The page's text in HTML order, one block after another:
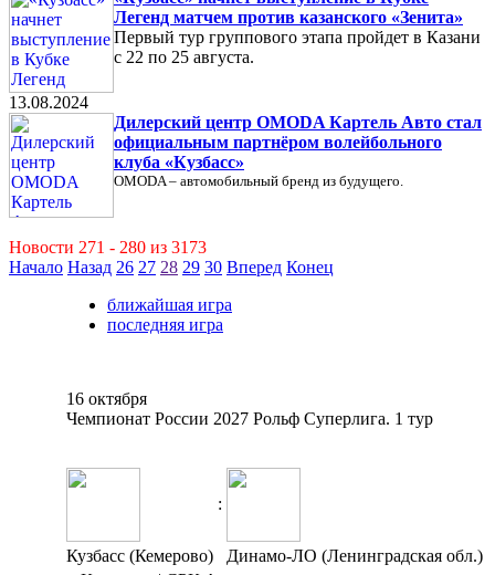
Легенд матчем против казанского «Зенита»
Первый тур группового этапа пройдет в Казани
с 22 по 25 августа.
13.08.2024
Дилерский центр OMODA Картель Авто стал
официальным партнёром волейбольного
клуба «Кузбасс»
OMODA – автомобильный бренд из будущего.
Новости 271 - 280 из 3173
Начало Назад 26 27 28 29 30 Вперед Конец
ближайшая игра
последняя игра
16 октября
Чемпионат России 2027 Рольф Суперлига. 1 тур
:
Кузбасс (Кемерово)
Динамо-ЛО (Ленинградская обл.)